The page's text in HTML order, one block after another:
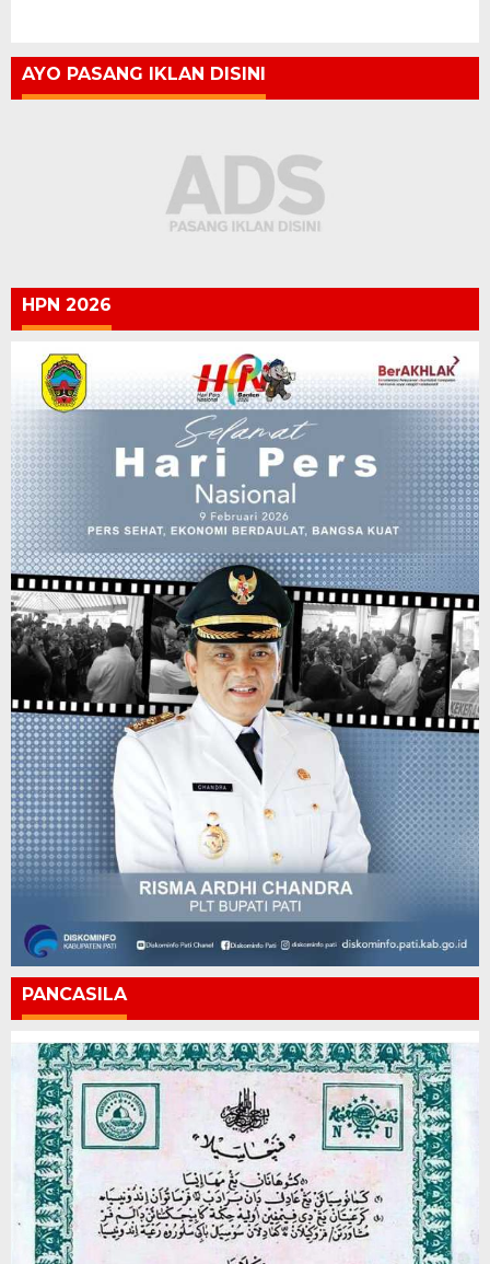
AYO PASANG IKLAN DISINI
HPN 2026
PANCASILA